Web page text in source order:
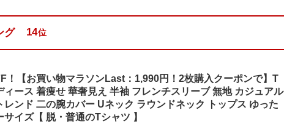
グ 14位
！【お買い物マラソンLast：1,990円！2枚購入クーポンで】T
ィース 着痩せ 華奢見え 半袖 フレンチスリーブ 無地 カジュアル
レンド 二の腕カバー Uネック ラウンドネック トップス ゆった
サイズ【 脱・普通のTシャツ 】